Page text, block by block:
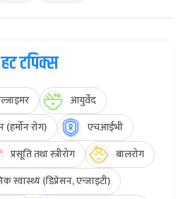
हट टपिक्स
आयुर्वेद
(हर्मोन रोग)
एचआईभी
प्रसूति तथा स्त्रीरोग
बालरोग
स्वास्थ्य (डिप्रेसन, एन्जाइटी)